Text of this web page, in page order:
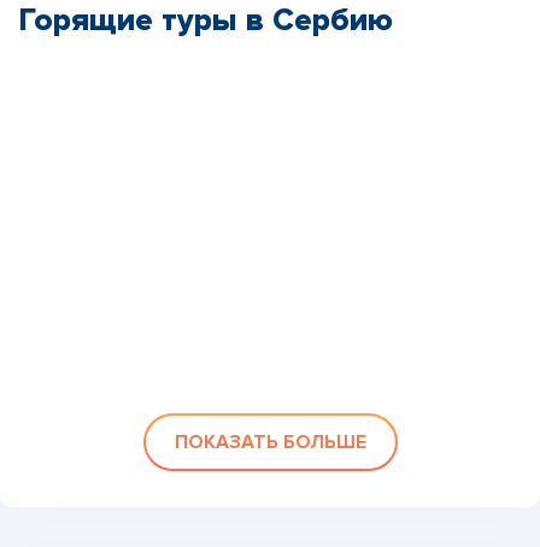
Горящие туры в Сербию
ПОКАЗАТЬ БОЛЬШЕ